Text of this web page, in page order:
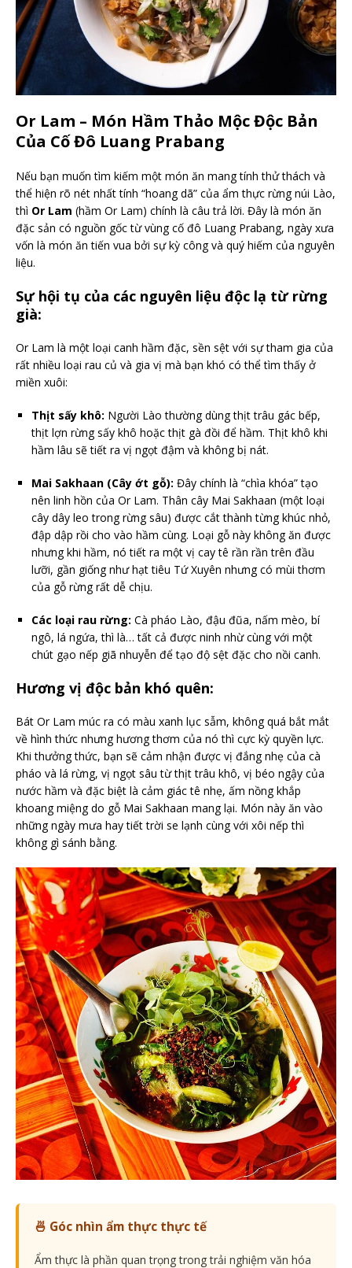
Or Lam – Món Hầm Thảo Mộc Độc Bản
Của Cố Đô Luang Prabang
Nếu bạn muốn tìm kiếm một món ăn mang tính thử thách và
thể hiện rõ nét nhất tính “hoang dã” của ẩm thực rừng núi Lào,
thì Or Lam (hầm Or Lam) chính là câu trả lời. Đây là món ăn
đặc sản có nguồn gốc từ vùng cố đô Luang Prabang, ngày xưa
vốn là món ăn tiến vua bởi sự kỳ công và quý hiếm của nguyên
liệu.
Sự hội tụ của các nguyên liệu độc lạ từ rừng
già:
Or Lam là một loại canh hầm đặc, sền sệt với sự tham gia của
rất nhiều loại rau củ và gia vị mà bạn khó có thể tìm thấy ở
miền xuôi:
Thịt sấy khô: Người Lào thường dùng thịt trâu gác bếp,
thịt lợn rừng sấy khô hoặc thịt gà đồi để hầm. Thịt khô khi
hầm lâu sẽ tiết ra vị ngọt đậm và không bị nát.
Mai Sakhaan (Cây ớt gỗ): Đây chính là “chìa khóa” tạo
nên linh hồn của Or Lam. Thân cây Mai Sakhaan (một loại
cây dây leo trong rừng sâu) được cắt thành từng khúc nhỏ,
đập dập rồi cho vào hầm cùng. Loại gỗ này không ăn được
nhưng khi hầm, nó tiết ra một vị cay tê rần rần trên đầu
lưỡi, gần giống như hạt tiêu Tứ Xuyên nhưng có mùi thơm
của gỗ rừng rất dễ chịu.
Các loại rau rừng: Cà pháo Lào, đậu đũa, nấm mèo, bí
ngô, lá ngứa, thì là… tất cả được ninh nhừ cùng với một
chút gạo nếp giã nhuyễn để tạo độ sệt đặc cho nồi canh.
Hương vị độc bản khó quên:
Bát Or Lam múc ra có màu xanh lục sẫm, không quá bắt mắt
về hình thức nhưng hương thơm của nó thì cực kỳ quyền lực.
Khi thưởng thức, bạn sẽ cảm nhận được vị đắng nhẹ của cà
pháo và lá rừng, vị ngọt sâu từ thịt trâu khô, vị béo ngậy của
nước hầm và đặc biệt là cảm giác tê nhẹ, ấm nồng khắp
khoang miệng do gỗ Mai Sakhaan mang lại. Món này ăn vào
những ngày mưa hay tiết trời se lạnh cùng với xôi nếp thì
không gì sánh bằng.
🍜 Góc nhìn ẩm thực thực tế
Ẩm thực là phần quan trọng trong trải nghiệm văn hóa